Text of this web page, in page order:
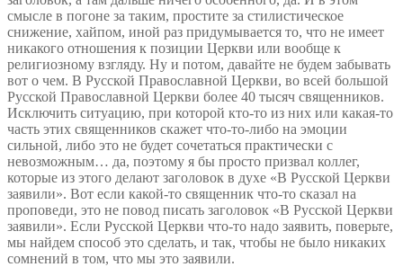
смысле в погоне за таким, простите за стилистическое
снижение, хайпом, иной раз придумывается то, что не имеет
никакого отношения к позиции Церкви или вообще к
религиозному взгляду. Ну и потом, давайте не будем забывать
вот о чем. В Русской Православной Церкви, во всей большой
Русской Православной Церкви более 40 тысяч священников.
Исключить ситуацию, при которой кто-то из них или какая-то
часть этих священников скажет что-то-либо на эмоции
сильной, либо это не будет сочетаться практически с
невозможным… да, поэтому я бы просто призвал коллег,
которые из этого делают заголовок в духе «В Русской Церкви
заявили». Вот если какой-то священник что-то сказал на
проповеди, это не повод писать заголовок «В Русской Церкви
заявили». Если Русской Церкви что-то надо заявить, поверьте,
мы найдем способ это сделать, и так, чтобы не было никаких
сомнений в том, что мы это заявили.